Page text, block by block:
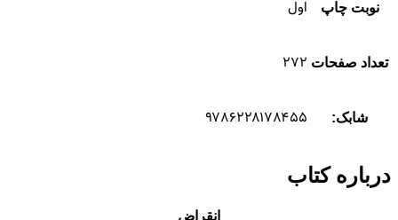
نوبت چاپ اول
تعداد صفحات ۲۷۲
شابک: ۹۷۸۶۲۲۸۱۷۸۴۵۵
درباره کتاب
انقراض